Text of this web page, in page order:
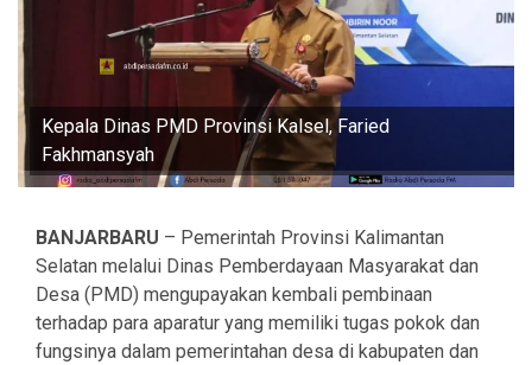
Kepala Dinas PMD Provinsi Kalsel, Faried
Fakhmansyah
BANJARBARU – Pemerintah Provinsi Kalimantan
Selatan melalui Dinas Pemberdayaan Masyarakat dan
Desa (PMD) mengupayakan kembali pembinaan
terhadap para aparatur yang memiliki tugas pokok dan
fungsinya dalam pemerintahan desa di kabupaten dan